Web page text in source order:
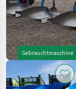
Gebrauchtmaschine